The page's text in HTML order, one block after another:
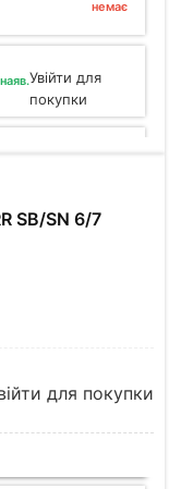
немає
Увійти для
покупки
SB/SN 6/7
для покупки